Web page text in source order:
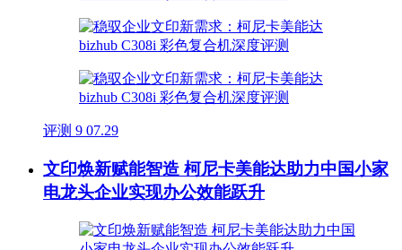
评测 9 07.29
文印焕新赋能智造 柯尼卡美能达助力中国小家
电龙头企业实现办公效能跃升